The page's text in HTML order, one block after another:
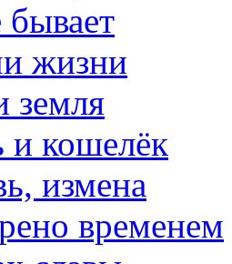
бывает
жизни
земля
кошелёк
измена
временем